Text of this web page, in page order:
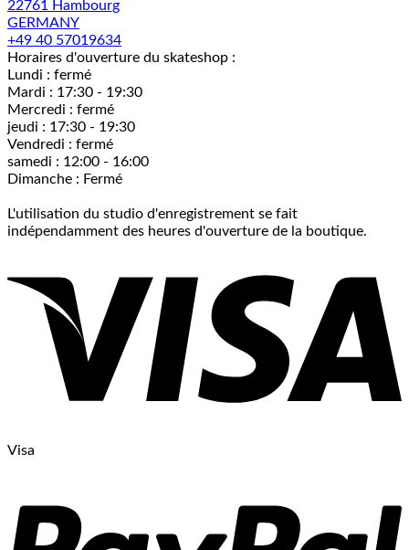
22761 Hambourg
GERMANY
+49 40 57019634
Horaires d'ouverture du skateshop :
Lundi : fermé
Mardi : 17:30 - 19:30
Mercredi : fermé
jeudi : 17:30 - 19:30
Vendredi : fermé
samedi : 12:00 - 16:00
Dimanche : Fermé
L'utilisation du studio d'enregistrement se fait
indépendamment des heures d'ouverture de la boutique.
Visa